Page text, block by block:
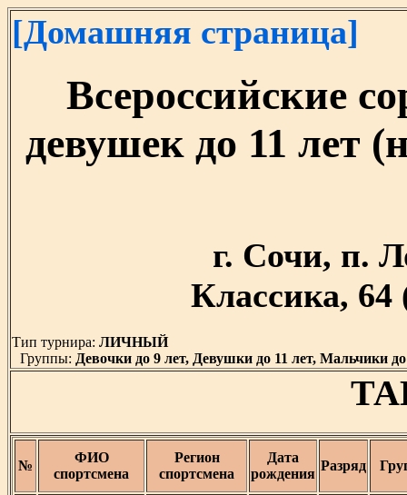
[Домашняя страница]
Всероссийские
девушек до 11 лет
г. Сочи, п.
Классика,
Тип турнира: ЛИЧНЫЙ
Группы: Девочки до 9 лет, Девушки до 11 лет, Мальчики
№
ФИО
спортсмена
Регион
спортсмена
Дата
рождения
Разряд